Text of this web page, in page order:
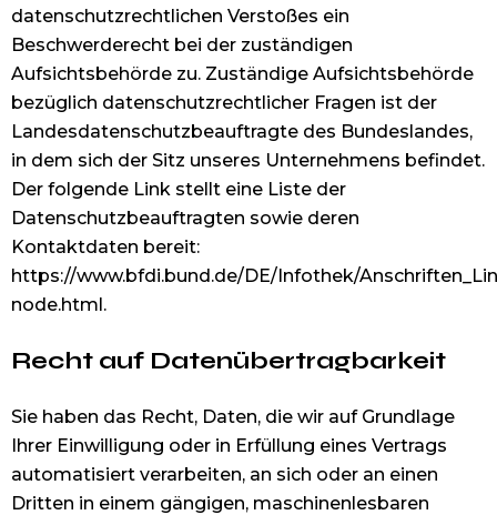
datenschutzrechtlichen Verstoßes ein
Beschwerderecht bei der zuständigen
Aufsichtsbehörde zu. Zuständige Aufsichtsbehörde
bezüglich datenschutzrechtlicher Fragen ist der
Landesdatenschutzbeauftragte des Bundeslandes,
in dem sich der Sitz unseres Unternehmens befindet.
Der folgende Link stellt eine Liste der
Datenschutzbeauftragten sowie deren
Kontaktdaten bereit:
https://www.bfdi.bund.de/DE/Infothek/
node.html.
Recht auf Daten­übertrag­barkeit
Sie haben das Recht, Daten, die wir auf Grundlage
Ihrer Einwilligung oder in Erfüllung eines Vertrags
automatisiert verarbeiten, an sich oder an einen
Dritten in einem gängigen, maschinenlesbaren